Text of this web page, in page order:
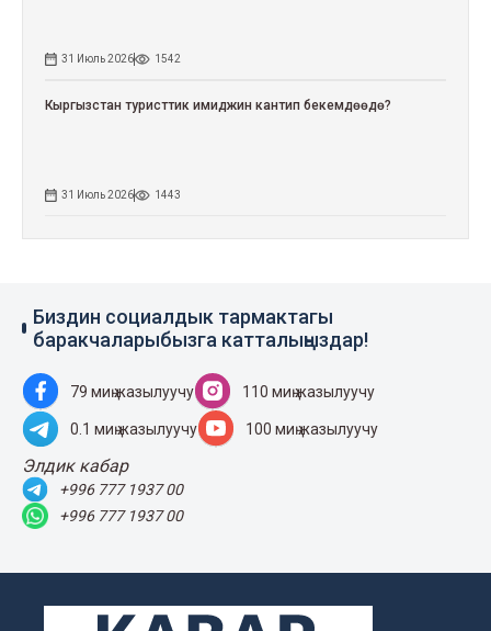
31 Июль 2026 1542
Кыргызстан туристтик имиджин кантип бекемдөөдө?
31 Июль 2026 1443
Биздин социалдык тармактагы
баракчаларыбызга катталыңыздар!
79 миң жазылуучу 110 миң жазылуучу
0.1 миң жазылуучу 100 миң жазылуучу
Элдик кабар
+996 777 1937 00
+996 777 1937 00